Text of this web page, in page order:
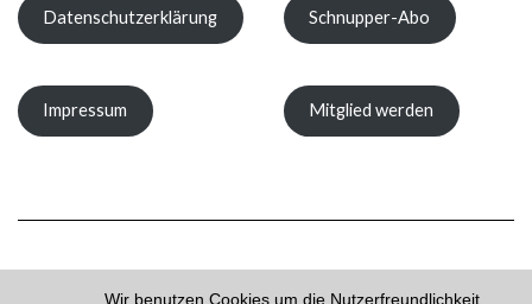
Wir benutzen Cookies um die Nutzerfreundlichkeit
Datenschutzerklärung
Impressum
Schnupper-Abo
Mitglied werden